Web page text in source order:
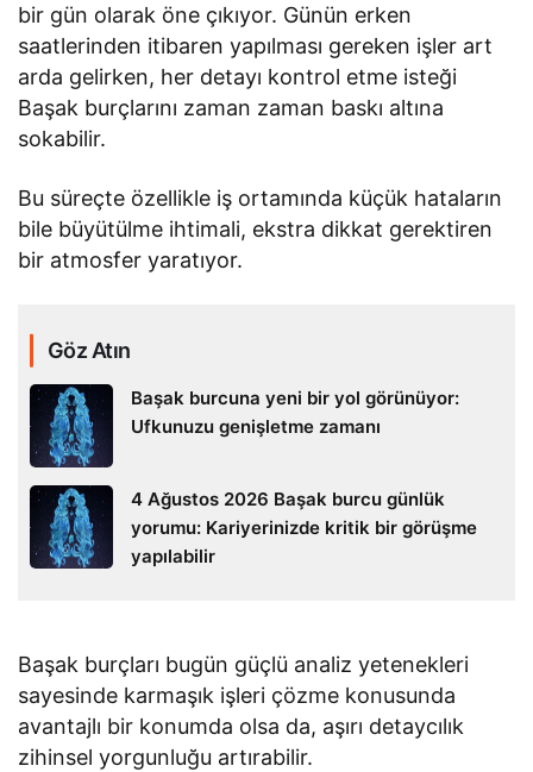
bir gün olarak öne çıkıyor. Günün erken
saatlerinden itibaren yapılması gereken işler art
arda gelirken, her detayı kontrol etme isteği
Başak burçlarını zaman zaman baskı altına
sokabilir.
Bu süreçte özellikle iş ortamında küçük hataların
bile büyütülme ihtimali, ekstra dikkat gerektiren
bir atmosfer yaratıyor.
Göz Atın
Başak burcuna yeni bir yol görünüyor:
Ufkunuzu genişletme zamanı
4 Ağustos 2026 Başak burcu günlük
yorumu: Kariyerinizde kritik bir görüşme
yapılabilir
Başak burçları bugün güçlü analiz yetenekleri
sayesinde karmaşık işleri çözme konusunda
avantajlı bir konumda olsa da, aşırı detaycılık
zihinsel yorgunluğu artırabilir.